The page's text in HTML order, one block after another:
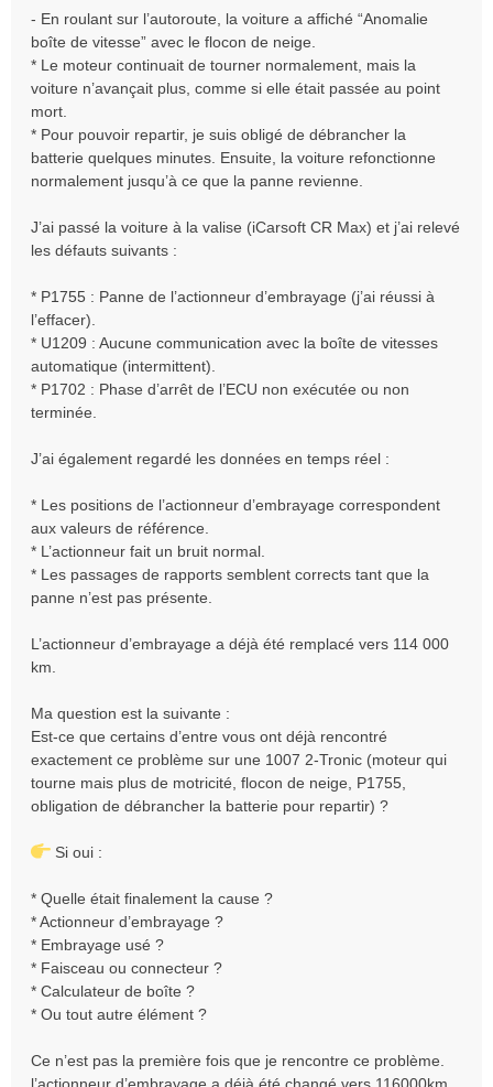
- En roulant sur l’autoroute, la voiture a affiché “Anomalie
boîte de vitesse” avec le flocon de neige.
* Le moteur continuait de tourner normalement, mais la
voiture n’avançait plus, comme si elle était passée au point
mort.
* Pour pouvoir repartir, je suis obligé de débrancher la
batterie quelques minutes. Ensuite, la voiture refonctionne
normalement jusqu’à ce que la panne revienne.
J’ai passé la voiture à la valise (iCarsoft CR Max) et j’ai relevé
les défauts suivants :
* P1755 : Panne de l’actionneur d’embrayage (j’ai réussi à
l’effacer).
* U1209 : Aucune communication avec la boîte de vitesses
automatique (intermittent).
* P1702 : Phase d’arrêt de l’ECU non exécutée ou non
terminée.
J’ai également regardé les données en temps réel :
* Les positions de l’actionneur d’embrayage correspondent
aux valeurs de référence.
* L’actionneur fait un bruit normal.
* Les passages de rapports semblent corrects tant que la
panne n’est pas présente.
L’actionneur d’embrayage a déjà été remplacé vers 114 000
km.
Ma question est la suivante :
Est-ce que certains d’entre vous ont déjà rencontré
exactement ce problème sur une 1007 2-Tronic (moteur qui
tourne mais plus de motricité, flocon de neige, P1755,
obligation de débrancher la batterie pour repartir) ?
Si oui :
* Quelle était finalement la cause ?
* Actionneur d’embrayage ?
* Embrayage usé ?
* Faisceau ou connecteur ?
* Calculateur de boîte ?
* Ou tout autre élément ?
Ce n’est pas la première fois que je rencontre ce problème.